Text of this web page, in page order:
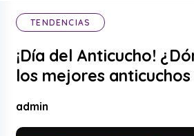
TENDENCIAS
¡Día del Anticucho!
los mejores anticuchos
admin